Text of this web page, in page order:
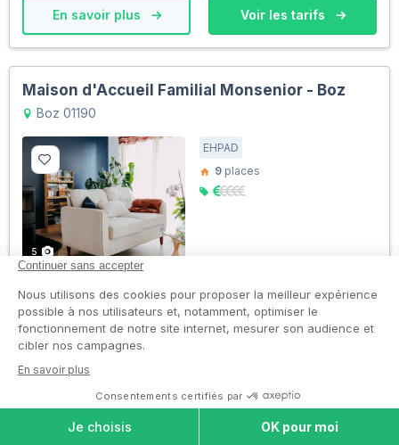
En savoir plus Voir les tarifs
Maison d'Accueil Familial Monsenior - Boz
Boz 01190
5
EHPAD
9 places
En savoir plus Voir les tarifs
Marpa la Frérie
Manziat 01570